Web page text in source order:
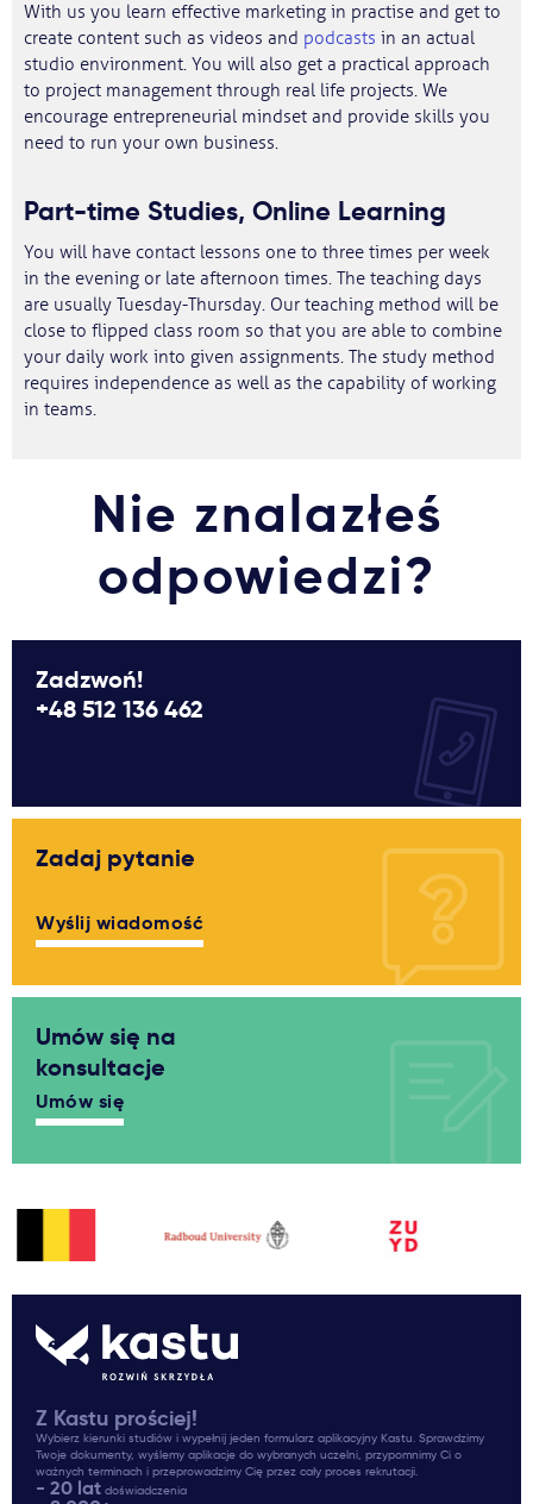
With us you learn effective marketing in practise and get to
create content such as videos and podcasts in an actual
studio environment. You will also get a practical approach
to project management through real life projects. We
encourage entrepreneurial mindset and provide skills you
need to run your own business.
Part-time Studies, Online Learning
You will have contact lessons one to three times per week
in the evening or late afternoon times. The teaching days
are usually Tuesday-Thursday. Our teaching method will be
close to flipped class room so that you are able to combine
your daily work into given assignments. The study method
requires independence as well as the capability of working
in teams.
Nie znalazłeś
odpowiedzi?
Zadzwoń!
+48 512 136 462
Zadaj pytanie
Wyślij wiadomość
Umów się na
konsultacje
Umów się
Z Kastu prościej!
Wybierz kierunki studiów i wypełnij jeden formularz aplikacyjny Kastu. Sprawdzimy
Twoje dokumenty, wyślemy aplikacje do wybranych uczelni, przypomnimy Ci o
ważnych terminach i przeprowadzimy Cię przez cały proces rekrutacji.
- 20 lat doświadczenia